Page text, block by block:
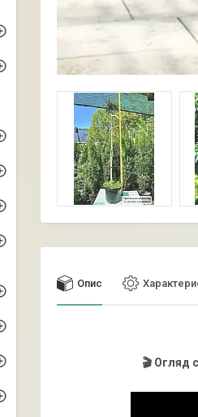
Опис
🎬 Огляд